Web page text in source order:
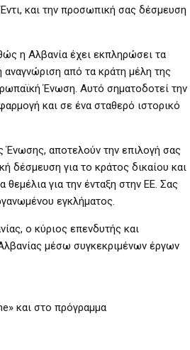
και την προσωπική σας δέσμευση
η Αλβανία έχει εκπληρώσει τα
από τα κράτη μέλη της
Ένωση. Αυτό σηματοδοτεί την
και σε ένα σταθερό ιστορικό
Ένωσης, αποτελούν την επιλογή σας
δέσμευση για το κράτος δικαίου και
για την ένταξη στην ΕΕ. Σας
εγκλήματος.
ο κύριος επενδυτής και
μέσω συγκεκριμένων έργων
και στο πρόγραμμα